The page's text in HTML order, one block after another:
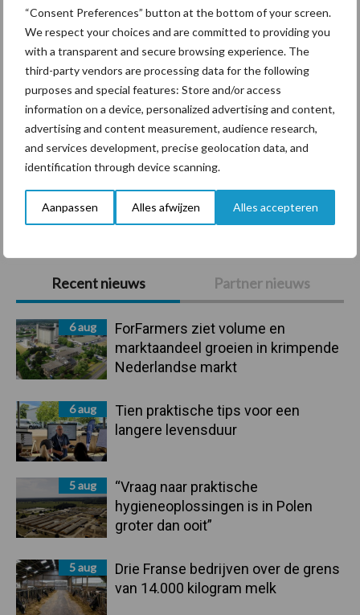
“Consent Preferences” button at the bottom of your screen.
We respect your choices and are committed to providing you
with a transparent and secure browsing experience. The
third-party vendors are processing data for the following
purposes and special features: Store and/or access
information on a device, personalized advertising and content,
advertising and content measurement, audience research,
and services development, precise geolocation data, and
identification through device scanning.
Aanpassen Alles afwijzen Alles accepteren
Primaire
Sidebar
Recent nieuws Partner nieuws
6 aug
ForFarmers ziet volume en
marktaandeel groeien in krimpende
Nederlandse markt
6 aug
Tien praktische tips voor een
langere levensduur
5 aug
“Vraag naar praktische
hygieneoplossingen is in Polen
groter dan ooit”
5 aug
Drie Franse bedrijven over de grens
van 14.000 kilogram melk
Diergezondheid Bemesting Fokkerij
Mastitis Hittestress
Toon meer